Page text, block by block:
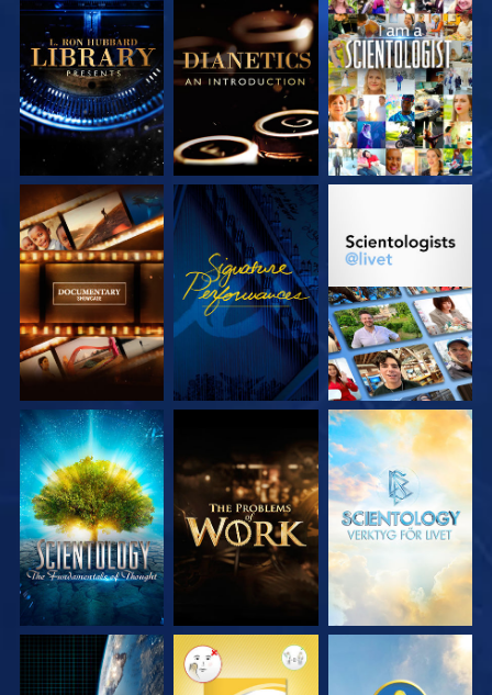
UTFORSKA
SERIEN
UTFORSKA
SERIEN
TITTA
UTFORSKA
SERIEN
TITTA
UTFORSKA
UTFORSKA
SERIEN
UTFORSKA
SERIEN
UTFORSKA
SERIEN